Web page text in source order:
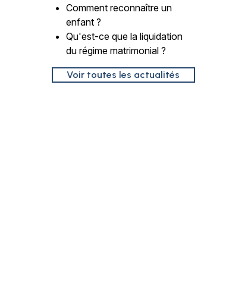
Comment reconnaître un
enfant ?
Qu'est-ce que la liquidation
du régime matrimonial ?
Voir toutes les actualités